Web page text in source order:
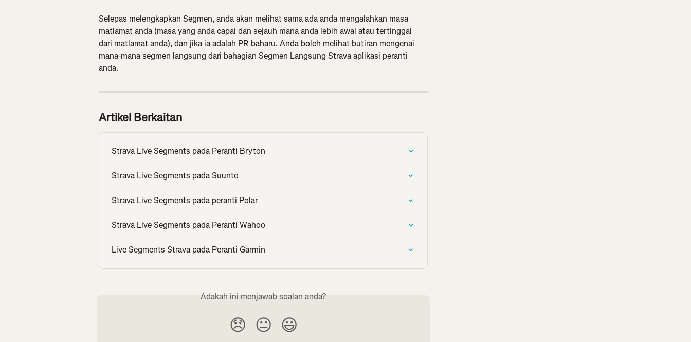
Selepas melengkapkan Segmen, anda akan melihat sama ada anda mengalahkan masa
matlamat anda (masa yang anda capai dan sejauh mana anda lebih awal atau tertinggal
dari matlamat anda), dan jika ia adalah PR baharu. Anda boleh melihat butiran mengenai
mana-mana segmen langsung dari bahagian Segmen Langsung Strava aplikasi peranti
anda.
Artikel Berkaitan
Strava Live Segments pada Peranti Bryton
Strava Live Segments pada Suunto
Strava Live Segments pada peranti Polar
Strava Live Segments pada Peranti Wahoo
Live Segments Strava pada Peranti Garmin
Adakah ini menjawab soalan anda?
😞 😐 😃